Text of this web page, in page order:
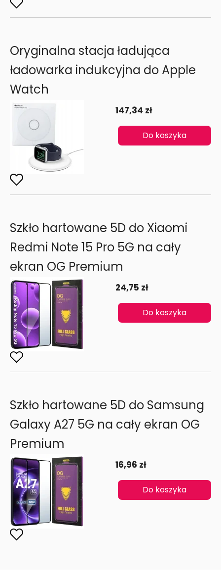
Oryginalna stacja ładująca
ładowarka indukcyjna do Apple
Watch
147,34 zł
Do koszyka
Szkło hartowane 5D do Xiaomi
Redmi Note 15 Pro 5G na cały
ekran OG Premium
24,75 zł
Do koszyka
Szkło hartowane 5D do Samsung
Galaxy A27 5G na cały ekran OG
Premium
16,96 zł
Do koszyka